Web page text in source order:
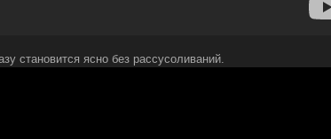
становится ясно без рассусоливаний.